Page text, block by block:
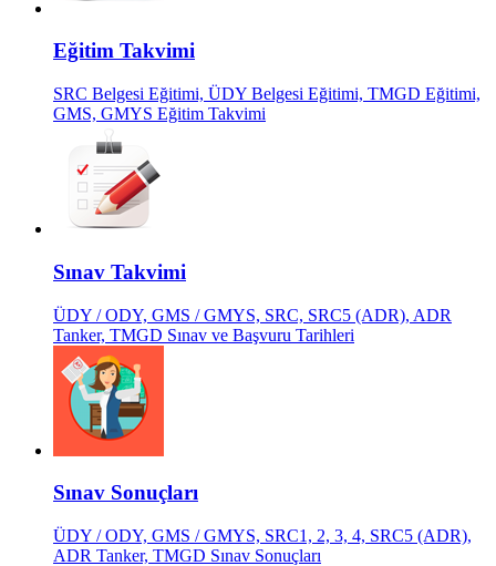
Eğitim Takvimi
SRC Belgesi Eğitimi, ÜDY Belgesi Eğitimi, TMGD Eğitimi,
GMS, GMYS Eğitim Takvimi
Sınav Takvimi
ÜDY / ODY, GMS / GMYS, SRC, SRC5 (ADR), ADR
Tanker, TMGD Sınav ve Başvuru Tarihleri
Sınav Sonuçları
ÜDY / ODY, GMS / GMYS, SRC1, 2, 3, 4, SRC5 (ADR),
ADR Tanker, TMGD Sınav Sonuçları